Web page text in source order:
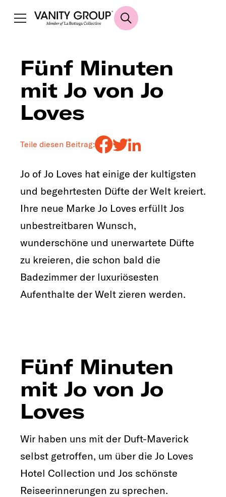
Fünf Minuten
mit Jo von Jo
Loves
Teile diesen Beitrag:
Jo of Jo Loves hat einige der kultigsten
und begehrtesten Düfte der Welt kreiert.
Ihre neue Marke Jo Loves erfüllt Jos
unbestreitbaren Wunsch,
wunderschöne und unerwartete Düfte
zu kreieren, die schon bald die
Badezimmer der luxuriösesten
Aufenthalte der Welt zieren werden.
Fünf Minuten
mit Jo von Jo
Loves
Wir haben uns mit der Duft-Maverick
selbst getroffen, um über die Jo Loves
Hotel Collection und Jos schönste
Reiseerinnerungen zu sprechen.